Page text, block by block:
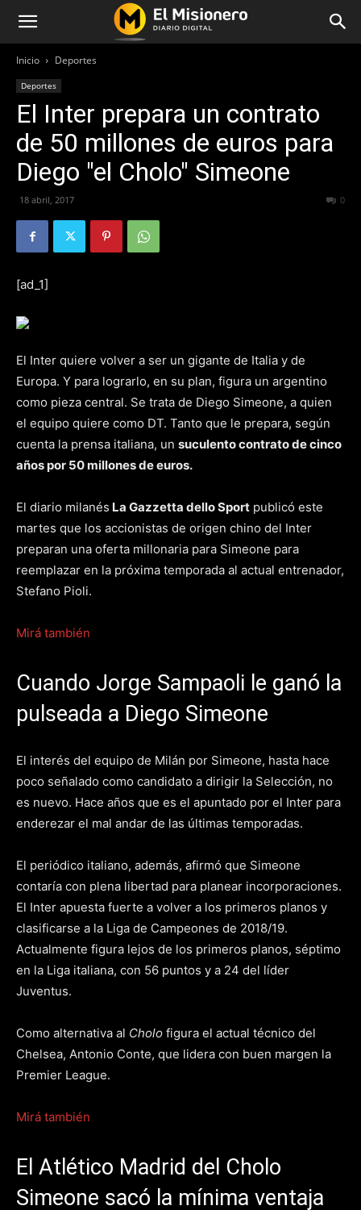
Inicio Deportes
Deportes
El Inter prepara un contrato
de 50 millones de euros para
Diego "el Cholo" Simeone
18 abril, 2017 0
[ad_1]
El Inter quiere volver a ser un gigante de Italia y de
Europa. Y para lograrlo, en su plan, figura un argentino
como pieza central. Se trata de Diego Simeone, a quien
el equipo quiere como DT. Tanto que le prepara, según
cuenta la prensa italiana, un suculento contrato de cinco
años por 50 millones de euros.
El diario milanés La Gazzetta dello Sport publicó este
martes que los accionistas de origen chino del Inter
preparan una oferta millonaria para Simeone para
reemplazar en la próxima temporada al actual entrenador,
Stefano Pioli.
Mirá también
Cuando Jorge Sampaoli le ganó la
pulseada a Diego Simeone
El interés del equipo de Milán por Simeone, hasta hace
poco señalado como candidato a dirigir la Selección, no
es nuevo. Hace años que es el apuntado por el Inter para
enderezar el mal andar de las últimas temporadas.
El periódico italiano, además, afirmó que Simeone
contaría con plena libertad para planear incorporaciones.
El Inter apuesta fuerte a volver a los primeros planos y
clasificarse a la Liga de Campeones de 2018/19.
Actualmente figura lejos de los primeros planos, séptimo
en la Liga italiana, con 56 puntos y a 24 del líder
Juventus.
Como alternativa al Cholo figura el actual técnico del
Chelsea, Antonio Conte, que lidera con buen margen la
Premier League.
Mirá también
El Atlético Madrid del Cholo
Simeone sacó la mínima ventaja